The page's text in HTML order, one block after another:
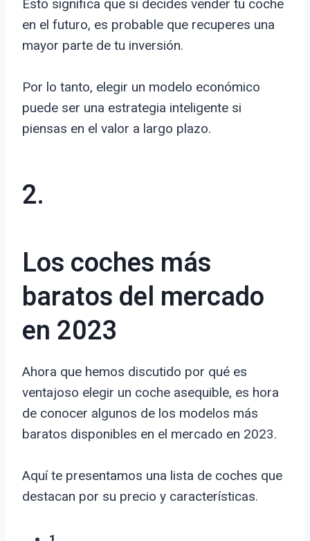
Esto significa que si decides vender tu coche
en el futuro, es probable que recuperes una
mayor parte de tu inversión.
Por lo tanto, elegir un modelo económico
puede ser una estrategia inteligente si
piensas en el valor a largo plazo.
2.
Los coches más
baratos del mercado
en 2023
Ahora que hemos discutido por qué es
ventajoso elegir un coche asequible, es hora
de conocer algunos de los modelos más
baratos disponibles en el mercado en 2023.
Aquí te presentamos una lista de coches que
destacan por su precio y características.